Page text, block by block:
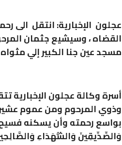
عجلون الإخبارية: انتقل الى
القضاه ، وسيشيع جثمان
مسجد عين جنا الكبير إلي مثواه
أسرة وكالة عجلون الإخبارية
وذوي المرحوم ومن عموم
بواسع رحمته وأن يسكنه فسيح
وَالصِّدِّيقِينَ وَالشُّهَدَاءِ